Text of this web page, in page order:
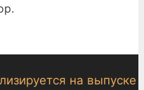
на выпуске